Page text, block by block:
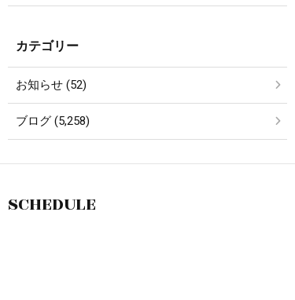
カテゴリー
お知らせ (52)
ブログ (5,258)
SCHEDULE